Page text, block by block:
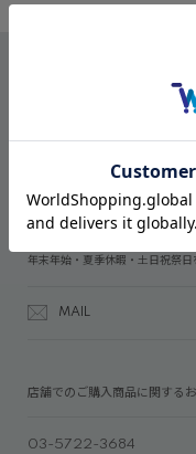
03-6809-2611
年末年始・夏季休暇・土日祝祭日
MAIL
店舗でのご購入商品に関する
03-5722-3684